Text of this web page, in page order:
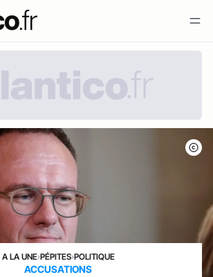
A LA UNE›PÉPITES›POLITIQUE
ACCUSATIONS